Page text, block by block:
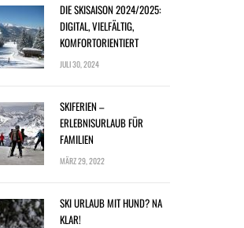
DIE SKISAISON 2024/2025:
DIGITAL, VIELFÄLTIG,
KOMFORTORIENTIERT
JULI 30, 2024
SKIFERIEN –
ERLEBNISURLAUB FÜR
FAMILIEN
MÄRZ 29, 2022
SKI URLAUB MIT HUND? NA
KLAR!